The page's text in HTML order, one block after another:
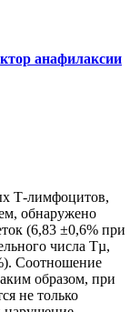
анафилаксии
Т-лимфоцитов,
обнаружено
(6,83 ±0,6% при
числа Тµ,
Соотношение
образом, при
не только